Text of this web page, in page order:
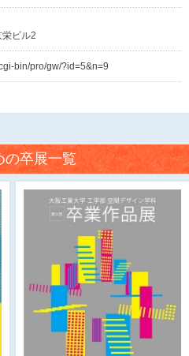
ビル2
bin/pro/gw/?id=5&n=9
の卒展一覧